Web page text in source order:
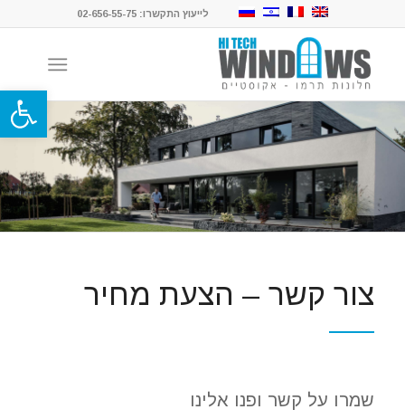
פתח
לייעוץ התקשרו: 02-656-55-75
צור קשר – הצעת מחיר
שמרו על קשר ופנו אלינו